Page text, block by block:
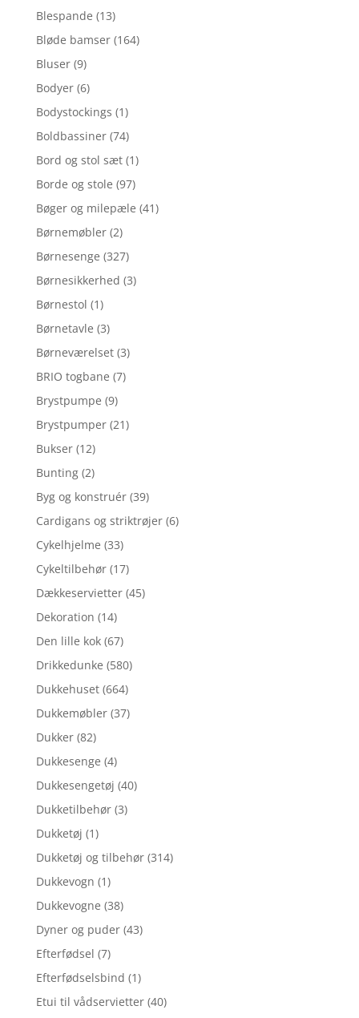
Blespande (13)
Bløde bamser (164)
Bluser (9)
Bodyer (6)
Bodystockings (1)
Boldbassiner (74)
Bord og stol sæt (1)
Borde og stole (97)
Bøger og milepæle (41)
Børnemøbler (2)
Børnesenge (327)
Børnesikkerhed (3)
Børnestol (1)
Børnetavle (3)
Børneværelset (3)
BRIO togbane (7)
Brystpumpe (9)
Brystpumper (21)
Bukser (12)
Bunting (2)
Byg og konstruér (39)
Cardigans og striktrøjer (6)
Cykelhjelme (33)
Cykeltilbehør (17)
Dækkeservietter (45)
Dekoration (14)
Den lille kok (67)
Drikkedunke (580)
Dukkehuset (664)
Dukkemøbler (37)
Dukker (82)
Dukkesenge (4)
Dukkesengetøj (40)
Dukketilbehør (3)
Dukketøj (1)
Dukketøj og tilbehør (314)
Dukkevogn (1)
Dukkevogne (38)
Dyner og puder (43)
Efterfødsel (7)
Efterfødselsbind (1)
Etui til vådservietter (40)